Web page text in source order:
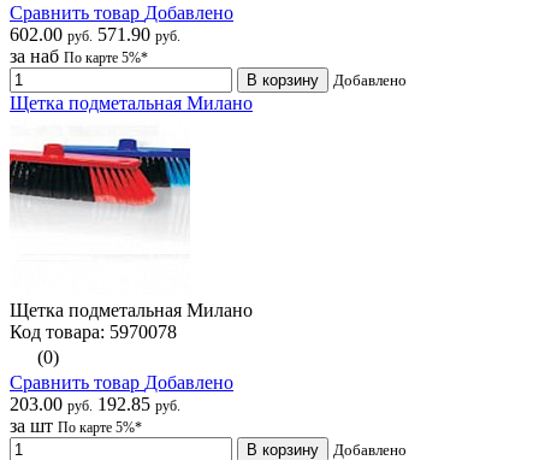
Сравнить товар Добавлено
602.00 руб. 571.90 руб.
за наб По карте 5%*
В корзину Добавлено
Щетка подметальная Милано
Щетка подметальная Милано
Код товара: 5970078
(0)
Сравнить товар Добавлено
203.00 руб. 192.85 руб.
за шт По карте 5%*
В корзину Добавлено